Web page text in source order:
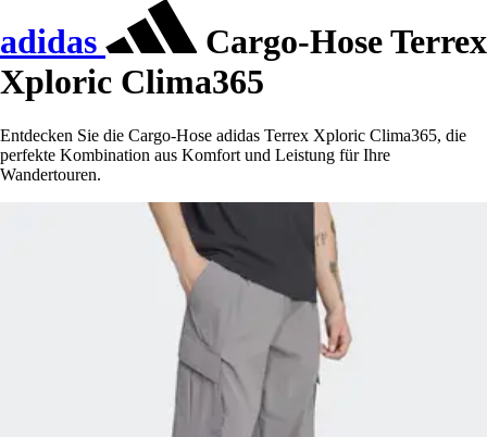
adidas
Cargo-Hose Terrex
Xploric Clima365
Entdecken Sie die Cargo-Hose adidas Terrex Xploric Clima365, die
perfekte Kombination aus Komfort und Leistung für Ihre
Wandertouren.